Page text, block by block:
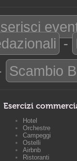
-
Scambio
Esercizi
Hotel
Orchestre
Campeggi
Ostelli
Airbnb
Ristoranti